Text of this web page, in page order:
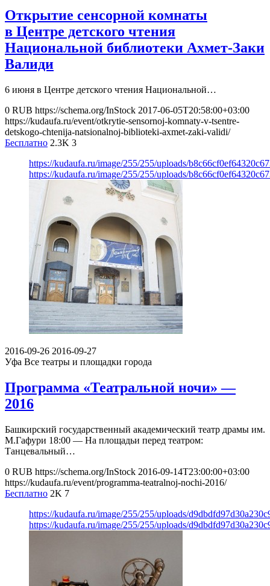
Открытие сенсорной комнаты
в Центре детского чтения
Национальной библиотеки Ахмет-Заки
Валиди
6 июня в Центре детского чтения Национальной…
0 RUB https://schema.org/InStock 2017-06-05T20:58:00+03:00
https://kudaufa.ru/event/otkrytie-sensornoj-komnaty-v-tsentre-
detskogo-chtenija-natsionalnoj-biblioteki-axmet-zaki-validi/
Бесплатно 2.3K 3
https://kudaufa.ru/image/255/255/uploads/
https://kudaufa.ru/image/255/255/uploads/
2016-09-26 2016-09-27
Уфа Все театры и площадки города
Программа «Театральной ночи» —
2016
Башкирский государственный академический театр драмы им.
М.Гафури 18:00 — На площадьи перед театром:
Танцевальный…
0 RUB https://schema.org/InStock 2016-09-14T23:00:00+03:00
https://kudaufa.ru/event/programma-teatralnoj-nochi-2016/
Бесплатно 2K 7
https://kudaufa.ru/image/255/255/uploads/
https://kudaufa.ru/image/255/255/uploads/